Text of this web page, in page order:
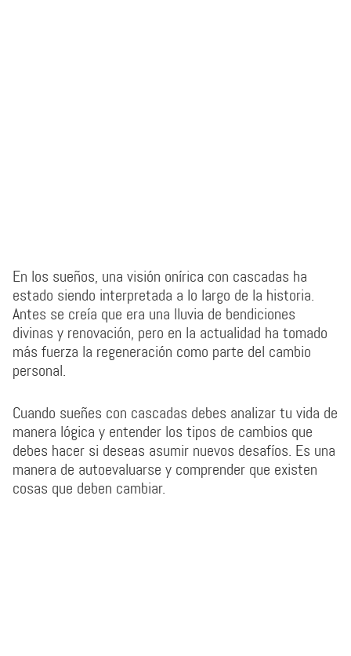
En los sueños, una visión onírica con cascadas ha
estado siendo interpretada a lo largo de la historia.
Antes se creía que era una lluvia de bendiciones
divinas y renovación, pero en la actualidad ha tomado
más fuerza la regeneración como parte del cambio
personal.
Cuando sueñes con cascadas debes analizar tu vida de
manera lógica y entender los tipos de cambios que
debes hacer si deseas asumir nuevos desafíos. Es una
manera de autoevaluarse y comprender que existen
cosas que deben cambiar.